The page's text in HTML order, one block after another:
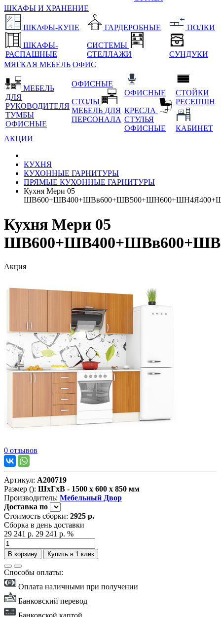
ШКАФЫ И ХРАНЕНИЕ
ШКАФЫ-КУПЕ
ШКАФЫ-
РАСПАШНЫЕ
ГАРДЕРОБНЫЕ
СИСТЕМЫ
СТЕЛЛАЖИ
ПОЛКИ
СУНДУКИ
МЯГКАЯ МЕБЕЛЬ ОФИС
МЕБЕЛЬ
ДЛЯ
РУКОВОДИТЕЛЯ
ТУМБЫ
ОФИСНЫЕ
ОФИСНЫЕ
СТОЛЫ
МЕБЕЛЬ ДЛЯ
ПЕРСОНАЛА
ОФИСНЫЕ
КРЕСЛА
СТУЛЬЯ
ОФИСНЫЕ
СТОЙКИ
РЕСЕПШН
КАБИНЕТ
АКЦИИ
КУХНЯ
КУХОННЫЕ ГАРНИТУРЫ
ПРЯМЫЕ КУХОННЫЕ ГАРНИТУРЫ
Кухня Мери 05
Кухня Мери 05
Акция
0 отзывов
Артикул: А200719
Размер (): ШxГxВ - 1500 x 600 x 850 мм
Производитель: Мебельный Двор
Доставка по
Стоимость сборки: 2925 р.
Сборка в день доставки
29 241 р. 29 241 р. %
В корзину Купить в 1 клик
Способы оплаты:
Оплата наличными при получении
Банковский перевод